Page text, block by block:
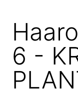
6 -